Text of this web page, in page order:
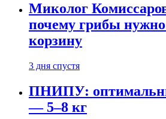
Миколог
почему грибы нужно
корзину
3 дня спустя
ПНИПУ:
— 5–8 кг